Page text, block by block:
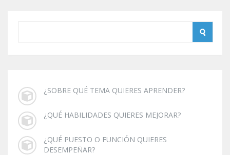
¿SOBRE QUÉ TEMA QUIERES APRENDER?
¿QUÉ HABILIDADES QUIERES MEJORAR?
¿QUÉ PUESTO O FUNCIÓN QUIERES
DESEMPEÑAR?